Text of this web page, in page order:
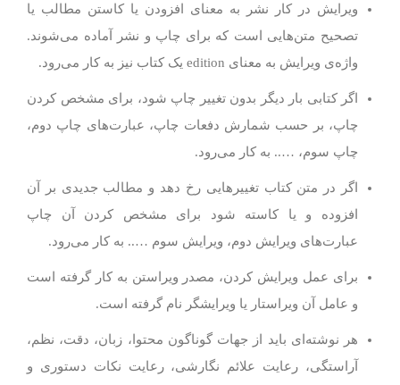
ویرایش در کار نشر به معنای افزودن یا کاستن مطالب یا
تصحیح متن‌هایی است که برای چاپ و نشر آماده می‌شوند.
واژه‌ی ویرایش به معنای edition یک کتاب نیز به کار می‌رود.
اگر کتابی بار دیگر بدون تغییر چاپ شود، برای مشخص کردن
چاپ، بر حسب شمارش دفعات چاپ، عبارت‌های چاپ دوم،
چاپ سوم، ….. به کار می‌رود.
اگر در متن کتاب تغییرهایی رخ دهد و مطالب جدیدی بر آن
افزوده و یا کاسته شود برای مشخص کردن آن چاپ
عبارت‌های ویرایش دوم، ویرایش سوم ….. به کار می‌رود.
برای عمل ویرایش کردن، مصدر ویراستن به کار گرفته است
و عامل آن ویراستار یا ویرایشگر نام گرفته است.
هر نوشته‌ای باید از جهات گوناگون محتوا، زبان، دقت، نظم،
آراستگی، رعایت علائم نگارشی، رعایت نکات دستوری و